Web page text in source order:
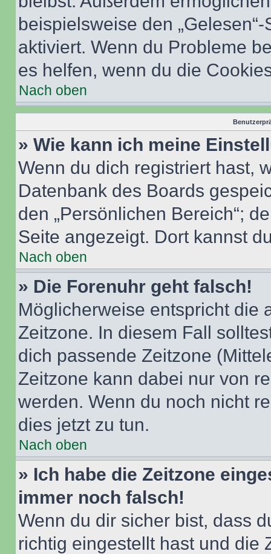
beispielsweise den
aktiviert. Wenn du Probleme
es helfen, wenn du die
Nach oben
» Wie kann ich meine
Wenn du dich registriert hast,
Datenbank des Boards
den „Persönlichen Bereich“;
Seite angezeigt. Dort kannst
Nach oben
» Die Forenuhr geht falsch!
Möglicherweise entspricht die
Zeitzone. In diesem Fall
dich passende Zeitzone
Zeitzone kann dabei nur von
werden. Wenn du noch nicht
dies jetzt zu tun.
Nach oben
» Ich habe die Zeitzone
immer noch falsch!
Wenn du dir sicher bist, dass
richtig eingestellt hast und die